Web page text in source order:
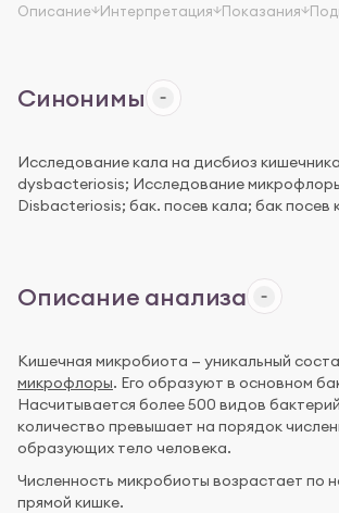
Описание Интерпретация Показания
Синонимы
Исследование кала на дисбиоз
dysbacteriosis; Исследование
Disbacteriosis; бак. посев кала; бак посев
Описание анализа
Кишечная микробиота — уникальный
микрофлоры. Его образуют в основном
Насчитывается более 500 видов
количество превышает на порядок
образующих тело человека.
Численность микробиоты возрастает по
прямой кишке.